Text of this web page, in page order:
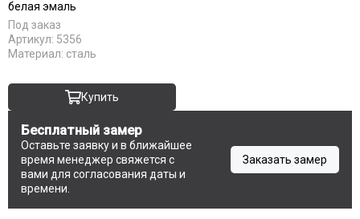
белая эмаль
Под заказ
Артикул: 5356
Материал: сталь
Купить
Бесплатный замер
Оставьте заявку и в ближайшее
время менеджер свяжется с
вами для согласования даты и
времени.
Заказать замер